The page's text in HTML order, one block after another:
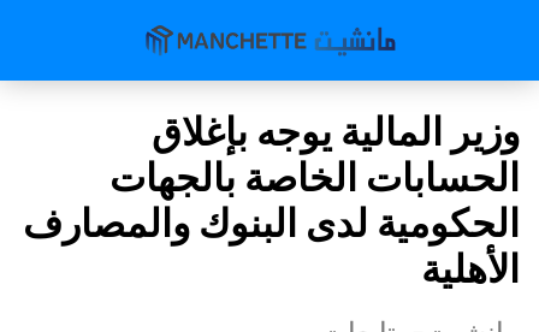
وزير المالية يوجه بإغلاق
الحسابات الخاصة بالجهات
الحكومية لدى البنوك والمصارف
الأهلية